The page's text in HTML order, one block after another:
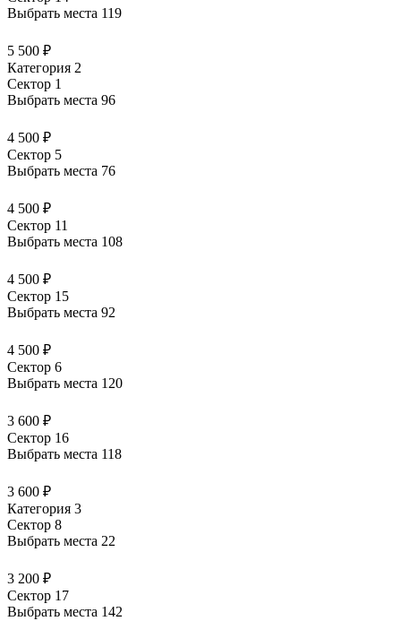
Выбрать места 119
5 500 ₽
Категория 2
Сектор 1
Выбрать места 96
4 500 ₽
Сектор 5
Выбрать места 76
4 500 ₽
Сектор 11
Выбрать места 108
4 500 ₽
Сектор 15
Выбрать места 92
4 500 ₽
Сектор 6
Выбрать места 120
3 600 ₽
Сектор 16
Выбрать места 118
3 600 ₽
Категория 3
Сектор 8
Выбрать места 22
3 200 ₽
Сектор 17
Выбрать места 142